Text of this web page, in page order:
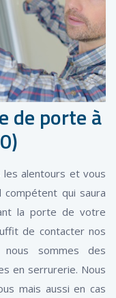
de porte à
les alentours et vous
qui saura
la porte de votre
de contacter nos
sommes des
en serrurerie. Nous
mais aussi en cas